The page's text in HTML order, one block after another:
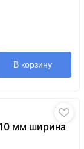
В корзину
мм ширина